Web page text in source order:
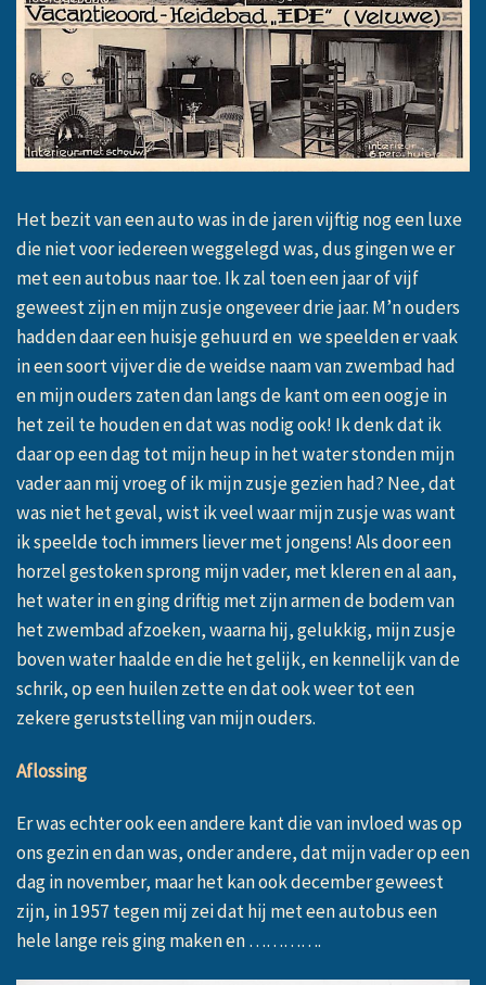
Het bezit van een auto was in de jaren vijftig nog een luxe
die niet voor iedereen weggelegd was, dus gingen we er
met een autobus naar toe. Ik zal toen een jaar of vijf
geweest zijn en mijn zusje ongeveer drie jaar. M’n ouders
hadden daar een huisje gehuurd en we speelden er vaak
in een soort vijver die de weidse naam van zwembad had
en mijn ouders zaten dan langs de kant om een oogje in
het zeil te houden en dat was nodig ook! Ik denk dat ik
daar op een dag tot mijn heup in het water stonden mijn
vader aan mij vroeg of ik mijn zusje gezien had? Nee, dat
was niet het geval, wist ik veel waar mijn zusje was want
ik speelde toch immers liever met jongens! Als door een
horzel gestoken sprong mijn vader, met kleren en al aan,
het water in en ging driftig met zijn armen de bodem van
het zwembad afzoeken, waarna hij, gelukkig, mijn zusje
boven water haalde en die het gelijk, en kennelijk van de
schrik, op een huilen zette en dat ook weer tot een
zekere geruststelling van mijn ouders.
Aflossing
Er was echter ook een andere kant die van invloed was op
ons gezin en dan was, onder andere, dat mijn vader op een
dag in november, maar het kan ook december geweest
zijn, in 1957 tegen mij zei dat hij met een autobus een
hele lange reis ging maken en………….